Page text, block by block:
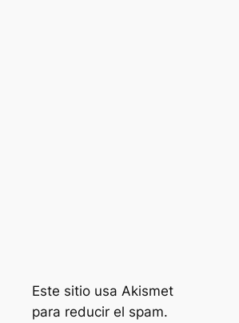
Este sitio usa Akismet
para reducir el spam.